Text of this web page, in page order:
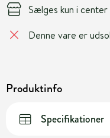
Sælges kun i center
Denne vare er
Produktinfo
Specifikationer